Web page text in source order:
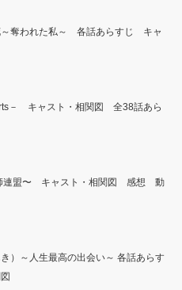
～奪われた私～ 各話あらすじ キャ
－ キャスト・相関図 全38話あら
連盟〜 キャスト・相関図 感想 動
）～人生最高の出会い～ 各話あらす